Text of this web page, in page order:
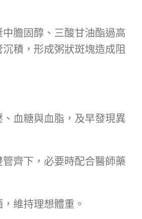
膽固醇、三酸甘油酯過高
積，形成粥狀斑塊造成阻
血糖與血脂，及早發現異
齊下，必要時配合醫師藥
維持理想體重。